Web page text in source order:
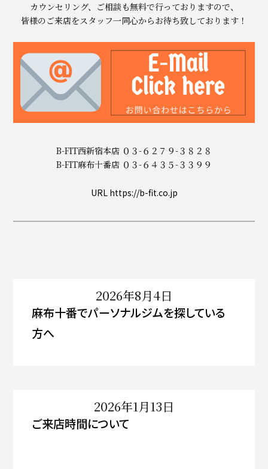
カウンセリング、ご相談も無料で行っておりますので、
皆様のご来店をスタッフ一同心からお待ち致しております！
B-FIT西新宿本店 ０３-６２７９-３８２８
B-FIT麻布十番店 ０３-６４３５-３３９９
URL https://b-fit.co.jp
2026年8月4日
麻布十番でパーソナルジムを探している
方へ
2026年1月13日
ご来店時間について